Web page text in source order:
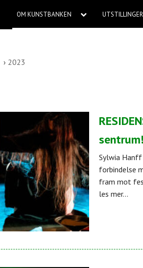
OM KUNSTBANKEN UTSTILLINGER
2023
sentrum!
Sylwia Hanff
forbindelse
fram mot
les mer...